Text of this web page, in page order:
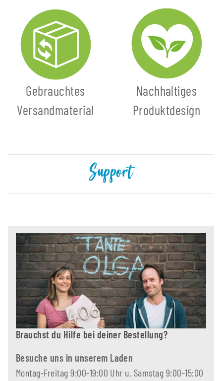
Gebrauchtes
Versandmaterial
Nachhaltiges
Produktdesign
Support
Brauchst du Hilfe bei deiner Bestellung?
Besuche uns in unserem Laden
Montag-Freitag 9:00-19:00 Uhr u. Samstag 9:00-15:00